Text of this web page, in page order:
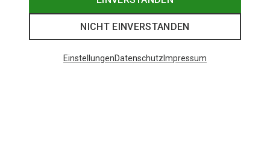
NICHT EINVERSTANDEN
EinstellungenDatenschutz Impressum